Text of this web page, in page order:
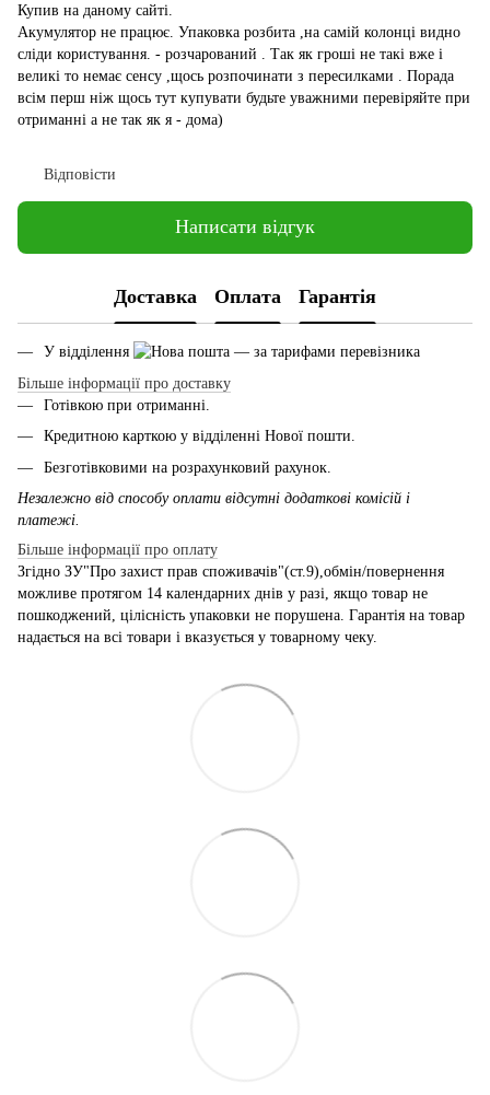
Купив на даному сайті.
Акумулятор не працює. Упаковка розбита ,на самій колонці видно
сліди користування. - розчарований . Так як гроші не такі вже і
великі то немає сенсу ,щось розпочинати з пересилками . Порада
всім перш ніж щось тут купувати будьте уважними перевіряйте при
отриманні а не так як я - дома)
Відповісти
Написати відгук
Доставка Оплата Гарантія
У відділення
— за тарифами перевізника
Більше інформації про доставку
Готівкою при отриманні.
Кредитною карткою у відділенні Нової пошти.
Безготівковими на розрахунковий рахунок.
Незалежно від способу оплати відсутні додаткові комісій і
платежі.
Більше інформації про оплату
Згідно ЗУ"Про захист прав споживачів"(ст.9),обмін/повернення
можливе протягом 14 календарних днів у разі, якщо товар не
пошкоджений, цілісність упаковки не порушена. Гарантія на товар
надається на всі товари і вказується у товарному чеку.